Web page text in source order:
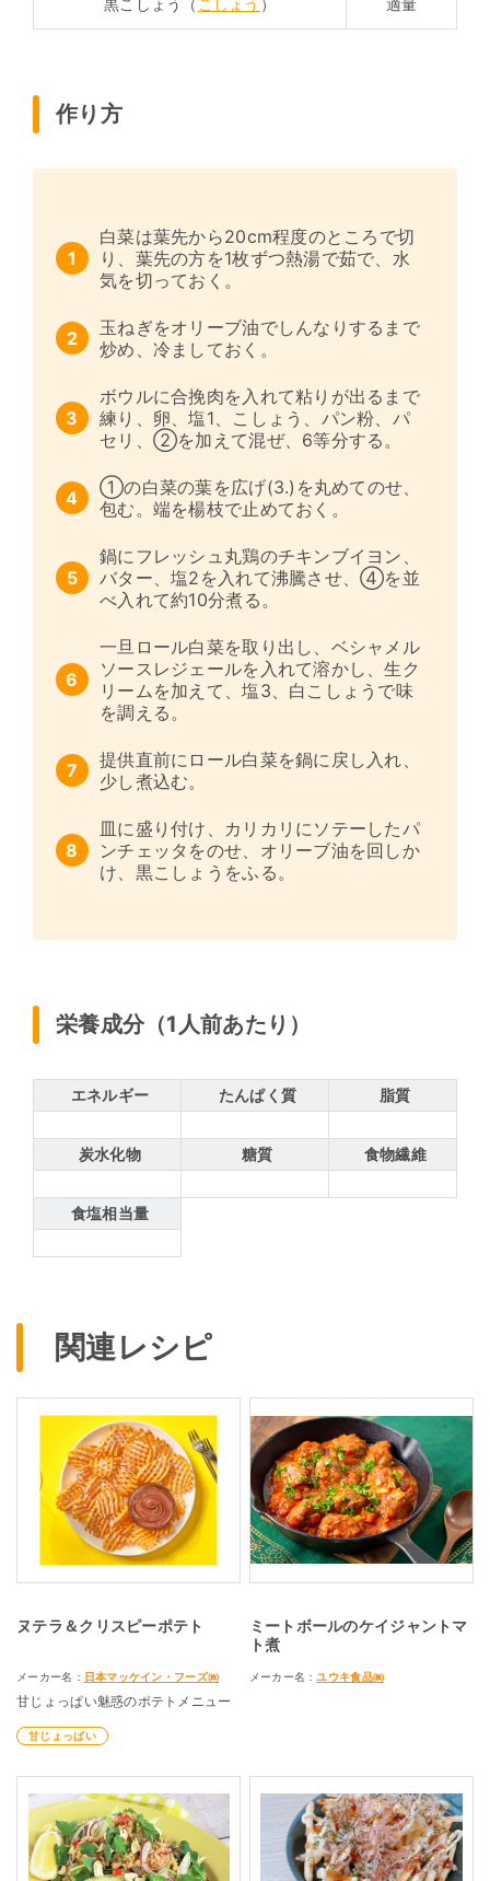
作り方
白菜は葉先から20cm程度のところで切
り、葉先の方を1枚ずつ熱湯で茹で、水
気を切っておく。
玉ねぎをオリーブ油でしんなりするまで
炒め、冷ましておく。
ボウルに合挽肉を入れて粘りが出るまで
練り、卵、塩1、こしょう、パン粉、パ
セリ、②を加えて混ぜ、6等分する。
①の白菜の葉を広げ(3.)を丸めてのせ、
包む。端を楊枝で止めておく。
鍋にフレッシュ丸鶏のチキンブイヨン、
バター、塩2を入れて沸騰させ、④を並
べ入れて約10分煮る。
一旦ロール白菜を取り出し、ベシャメル
ソースレジェールを入れて溶かし、生ク
リームを加えて、塩3、白こしょうで味
を調える。
提供直前にロール白菜を鍋に戻し入れ、
少し煮込む。
皿に盛り付け、カリカリにソテーしたパ
ンチェッタをのせ、オリーブ油を回しか
け、黒こしょうをふる。
栄養成分（1人前あたり）
エネルギー たんぱく質 脂質
炭水化物 糖質 食物繊維
食塩相当量
関連レシピ
ヌテラ＆クリスピーポテト
メーカー名： 日本マッケイン・フーズ㈱
甘じょっぱい魅惑のポテトメニュー
甘じょっぱい
ミートボールのケイジャントマ
ト煮
メーカー名：ユウキ食品㈱